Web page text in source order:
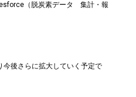
（脱炭素データ 集計・報
今後さらに拡大していく予定で